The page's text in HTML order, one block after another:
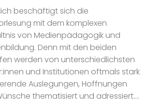
beschäftigt sich die
mit dem komplexen
von Medienpädagogik und
Denn mit den beiden
werden von unterschiedlichsten
und Institutionen oftmals stark
Auslegungen, Hoffnungen
thematisiert und adressiert....